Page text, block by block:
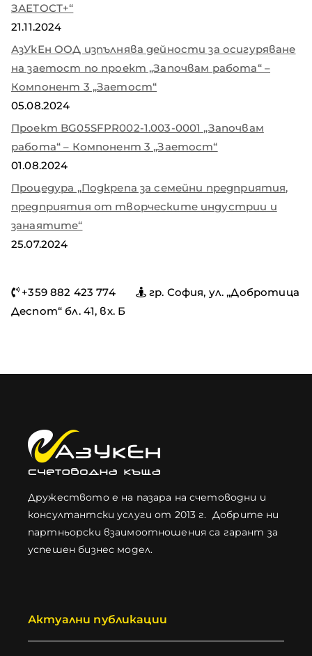
ЗАЕТОСТ+“
21.11.2024
АзУкЕн ООД изпълнява дейности за осигуряване
на заетост по проект „Започвам работа“ –
Компонент 3 „Заетост“
05.08.2024
Проект BG05SFPR002-1.003-0001 „Започвам
работа“ – Компонент 3 „Заетост“
01.08.2024
Процедура „Подкрепа за семейни предприятия,
предприятия от творческите индустрии и
занаятите“
25.07.2024
+359 882 423 774
гр. София, ул. „Добротица
Деспот“ бл. 41, вх. Б
Дружеството е на пазара на счетоводни и
консултантски услуги от 2013 г. Добрите ни
партньорски взаимоотношения са гарант за
успешен бизнес модел.
Актуални публикации